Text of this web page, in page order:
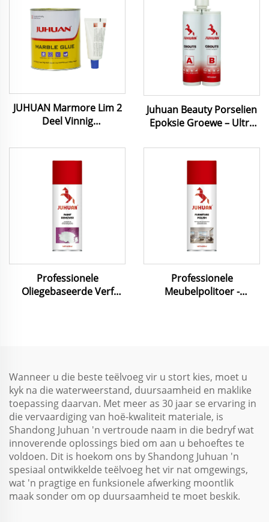
JUHUAN Marmore Lim 2
Deel Vinnig
Keramiekteëls Geelsbruin
Wit Transparant 0,8L 3L
Juhuan Beauty Porselien
Epoksie Groewe – Ultra
Schoonmaak Seël vir
Tegels Steen & Metaal
Professionele
Oliegebaseerde Verf
Professionele
Meubelpolitoer -
Wanneer u die beste teëlvoeg vir u stort kies, moet u
kyk na die waterweerstand, duursaamheid en maklike
toepassing daarvan. Met meer as 30 jaar se ervaring in
die vervaardiging van hoë-kwaliteit materiale, is
Shandong Juhuan 'n vertroude naam in die bedryf wat
innoverende oplossings bied om aan u behoeftes te
voldoen. Dit is hoekom ons by Shandong Juhuan 'n
spesiaal ontwikkelde teëlvoeg het vir nat omgewings,
wat 'n pragtige en funksionele afwerking moontlik
maak sonder om op duursaamheid te moet beskik.